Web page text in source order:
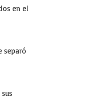
en el
separó